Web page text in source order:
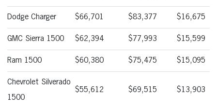
Dodge Charger $66,701 $83,377 $16,675
GMC Sierra 1500 $62,394 $77,993 $15,599
Ram 1500 $60,380 $75,475 $15,095
Chevrolet Silverado
1500
$55,612 $69,515 $13,903